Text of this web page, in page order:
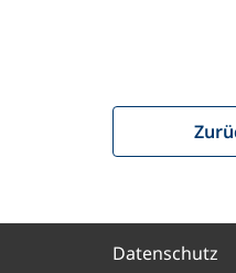
Datenschutz